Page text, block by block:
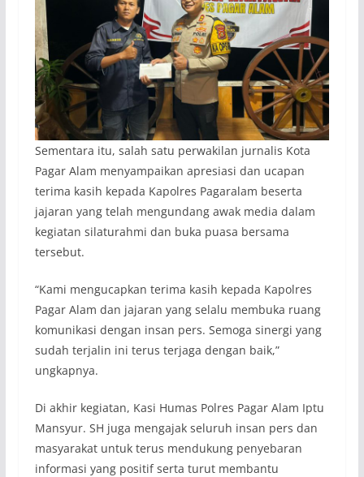
Sementara itu, salah satu perwakilan jurnalis Kota
Pagar Alam menyampaikan apresiasi dan ucapan
terima kasih kepada Kapolres Pagaralam beserta
jajaran yang telah mengundang awak media dalam
kegiatan silaturahmi dan buka puasa bersama
tersebut.
“Kami mengucapkan terima kasih kepada Kapolres
Pagar Alam dan jajaran yang selalu membuka ruang
komunikasi dengan insan pers. Semoga sinergi yang
sudah terjalin ini terus terjaga dengan baik,”
ungkapnya.
Di akhir kegiatan, Kasi Humas Polres Pagar Alam Iptu
Mansyur. SH juga mengajak seluruh insan pers dan
masyarakat untuk terus mendukung penyebaran
informasi yang positif serta turut membantu